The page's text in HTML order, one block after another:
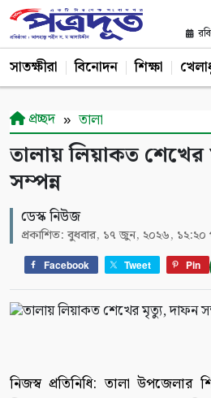
সাতক্ষীরা বিনোদন শিক্ষা
প্রচ্ছদ তালা
তালায় লিয়াকত
সম্পন্ন
ডেস্ক নিউজ
প্রকাশিত: বুধবার, ১৭ জুন, ২০২৬, ১২:২০
Facebook Tweet Pin
নিজস্ব প্রতিনিধি: তালা উপজেলার